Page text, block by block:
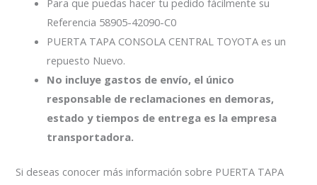
Para que puedas hacer tu pedido fácilmente su
Referencia 58905-42090-C0
PUERTA TAPA CONSOLA CENTRAL TOYOTA es un
repuesto Nuevo.
No incluye gastos de envío, el único
responsable de reclamaciones en demoras,
estado y tiempos de entrega es la empresa
transportadora.
Si deseas conocer más información sobre PUERTA TAPA